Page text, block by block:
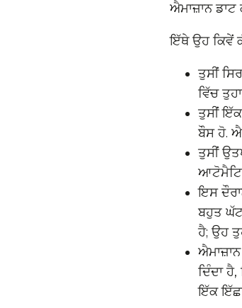
ਐਮਾਜ਼ਾਨ
ਇੱਥੇ ਉਹ ਕਿਵੇਂ
ਤੁਸੀਂ
ਵਿੱਚ
ਤੁਸੀਂ
ਬੌਸ ਹੋ.
ਤੁਸੀਂ
ਇਸ
ਬਹੁਤ ਘੱਟ
ਹੈ; ਉਹ
ਦਿੰਦਾ
ਇੱਕ